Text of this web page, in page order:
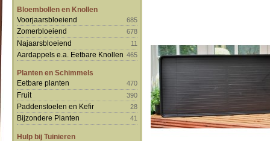
Bloembollen en Knollen
Voorjaarsbloeiend
685
Zomerbloeiend 678
Najaarsbloeiend 11
Aardappels e.a. Eetbare Knollen 465
Planten en Schimmels
Eetbare planten
470
Fruit 390
Paddenstoelen en Kefir 28
Bijzondere Planten 41
Hulp bij Tuinieren